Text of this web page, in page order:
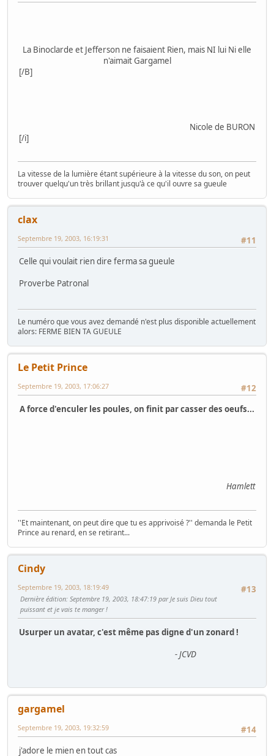
La Binoclarde et Jefferson ne faisaient Rien, mais NI lui Ni elle
n'aimait Gargamel
[/B]
Nicole de BURON
[/i]
La vitesse de la lumière étant supérieure à la vitesse du son, on peut
trouver quelqu'un très brillant jusqu'à ce qu'il ouvre sa gueule
clax
#11
Septembre 19, 2003, 16:19:31
Celle qui voulait rien dire ferma sa gueule
Proverbe Patronal
Le numéro que vous avez demandé n'est plus disponible actuellement
alors: FERME BIEN TA GUEULE
Le Petit Prince
#12
Septembre 19, 2003, 17:06:27
A force d'enculer les poules, on finit par casser des oeufs...
Hamlett
''Et maintenant, on peut dire que tu es apprivoisé ?'' demanda le Petit
Prince au renard, en se retirant...
Cindy
#13
Septembre 19, 2003, 18:19:49
Dernière édition: Septembre 19, 2003, 18:47:19 par Je suis Dieu tout
puissant et je vais te manger !
Usurper un avatar, c'est même pas digne d'un zonard !
- JCVD
gargamel
#14
Septembre 19, 2003, 19:32:59
j'adore le mien en tout cas